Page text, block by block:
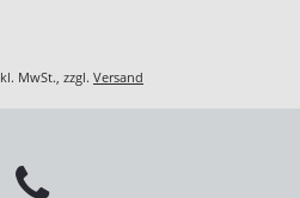
MwSt., zzgl. Versand